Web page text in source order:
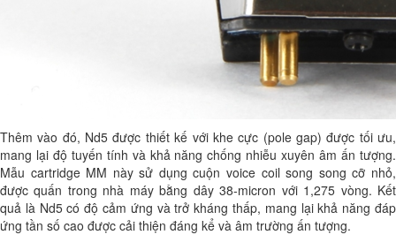
Thêm vào đó, Nd5 được thiết kế với khe cực (pole gap) được tối ưu,
mang lại độ tuyến tính và khả năng chống nhiễu xuyên âm ấn tượng.
Mẫu cartridge MM này sử dụng cuộn voice coil song song cỡ nhỏ,
được quấn trong nhà máy bằng dây 38-micron với 1,275 vòng. Kết
quả là Nd5 có độ cảm ứng và trở kháng thấp, mang lại khả năng đáp
ứng tần số cao được cải thiện đáng kể và âm trường ấn tượng.